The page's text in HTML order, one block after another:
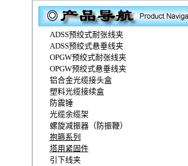
ADSS预绞式耐张线夹
ADSS预绞式悬垂线夹
OPGW预绞式耐张线夹
OPGW预绞式悬垂线夹
铝合金光缆接头盒
塑料光缆接续盒
防震锤
光缆余缆架
螺旋减振器（防振鞭）
抱箍系列
塔用紧固件
引下线夹